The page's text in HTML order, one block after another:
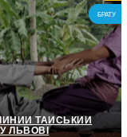
1 ніч
4 200
грн
БРАТУ
ТАЙСЬКИЙ
ЛЬВОВІ